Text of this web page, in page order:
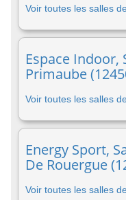
Voir toutes les salles
Espace Indoor,
Primaube
Voir toutes les salles
Energy Sport,
De Rouergue
Voir toutes les salles